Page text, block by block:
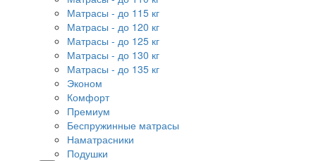
Матрасы - до 115 кг
Матрасы - до 120 кг
Матрасы - до 125 кг
Матрасы - до 130 кг
Матрасы - до 135 кг
Эконом
Комфорт
Премиум
Беспружинные матрасы
Наматрасники
Подушки